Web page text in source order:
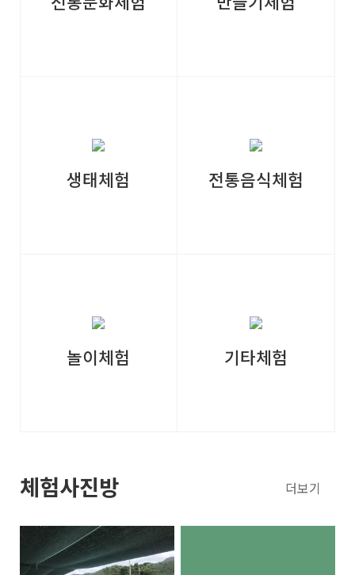
생태체험 전통음식체험
놀이체험 기타체험
체험사진방 더보기